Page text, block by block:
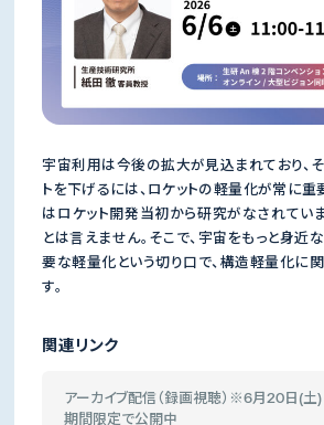
宇宙利用は今後の拡大が見込まれており、
トを下げるには、ロケットの軽量化が常に重
はロケット開発当初から研究がなされてい
とは言えません。そこで、宇宙をもっと身近
要な軽量化という切り口で、構造軽量化に
す。
関連リンク
アーカイブ配信（録画視聴）※6月20日(土)
期間限定で公開中